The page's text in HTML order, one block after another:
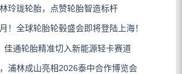
玲珑轮胎，点赞轮胎智造标杆
！全球轮胎轮毂盛会即将登陆上海！
佳通轮胎精准切入新能源轻卡赛道
浦林成山亮相2026泰中合作博览会